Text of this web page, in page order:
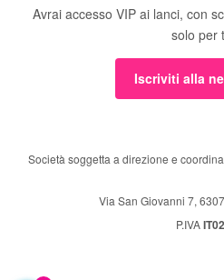
Avrai accesso VIP ai lanci, con
solo per
Iscriviti alla
Società soggetta a direzione e
Via San Giovanni 7,
P.IVA